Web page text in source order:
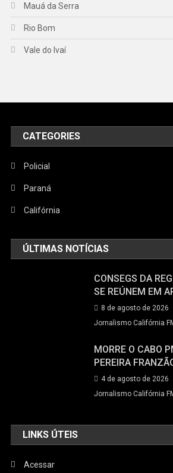
Mauá da Serra
Rio Bom
Vale do Ivaí
CATEGORIES
Policial
Paraná
Califórnia
ÚLTIMAS NOTÍCIAS
CONSEGS DA
SE REÚNEM EM
8 de agosto de 2026
Jornalismo Califórnia
MORRE O CABO
PEREIRA
4 de agosto de 2026
Jornalismo Califórnia
LINKS ÚTEIS
Acessar